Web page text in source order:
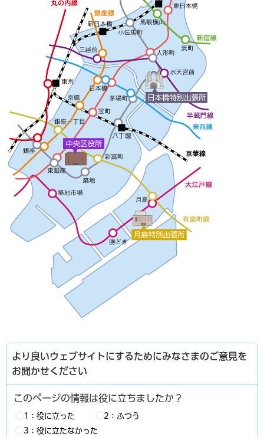
より良いウェブサイトにするためにみなさまのご意見を
お聞かせください
このページの情報は役に立ちましたか？
1：役に立った
2：ふつう
3：役に立たなかった